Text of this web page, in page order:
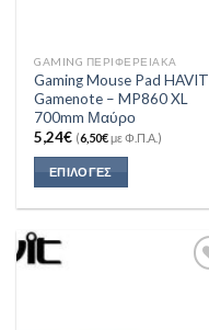
GAMING ΠΕΡΙΦΕΡΕΙΑΚΑ
Gaming Mouse Pad HAVIT
Gamenote – MP860 XL
700mm Μαύρο
5,24€ (6,50€με Φ.Π.Α.)
ΕΠΙΛΟΓΈΣ